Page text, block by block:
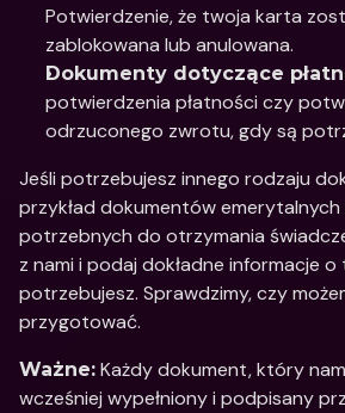
Potwierdzenie, że twoja karta
zablokowana lub anulowana.
Dokumenty dotyczące
potwierdzenia płatności czy
odrzuconego zwrotu, gdy są
Jeśli potrzebujesz innego rodzaju
przykład dokumentów
potrzebnych do otrzymania
z nami i podaj dokładne informacje o
potrzebujesz. Sprawdzimy, czy
przygotować.
Ważne: Każdy dokument, który
wcześniej wypełniony i podpisany